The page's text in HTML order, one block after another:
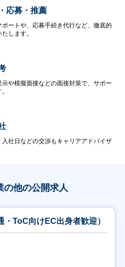
応募・推薦
ポートや、応募手続き代行など、徹底的
します。
示や模擬面接などの面接対策で、サポー
入社日などの交渉もキャリアアドバイザ
の他の公開求人
ToC向けEC出身者歓迎）